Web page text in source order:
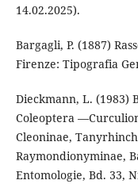
14.02.2025).
Bargagli, P. (1887)
Firenze: Tipografia
Dieckmann, L. (1983)
Coleoptera
Cleoninae,
Raymondionyminae,
Entomologie, Bd. 33,